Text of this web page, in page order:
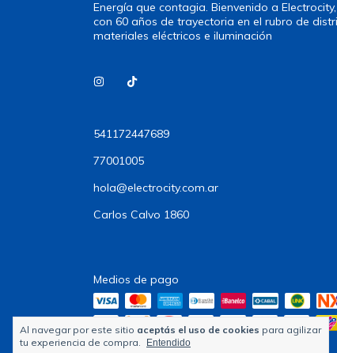
Al navegar por este sitio aceptás el uso de cookies para agilizar
tu experiencia de compra.
Entendido
Energía que contagia. Bienvenido a
con 60 años de trayectoria en el rubro de
materiales eléctricos e iluminación
541172447689
77001005
hola@electrocity.com.ar
Carlos Calvo 1860
Medios de pago